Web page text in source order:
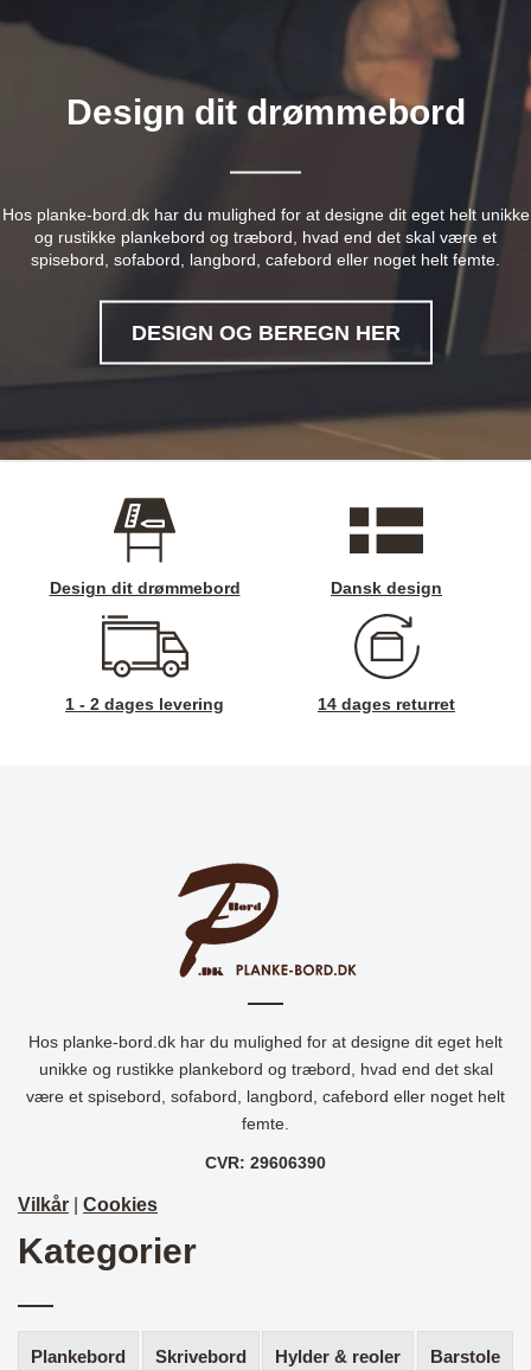
Design dit drømmebord
Hos planke-bord.dk har du mulighed for at designe dit eget helt unikke
og rustikke plankebord og træbord, hvad end det skal være et
spisebord, sofabord, langbord, cafebord eller noget helt femte.
DESIGN OG BEREGN HER
Design dit drømmebord Dansk design
1 - 2 dages levering 14 dages returret
Hos planke-bord.dk har du mulighed for at designe dit eget helt
unikke og rustikke plankebord og træbord, hvad end det skal
være et spisebord, sofabord, langbord, cafebord eller noget helt
femte.
CVR: 29606390
Vilkår Cookies
Kategorier
Plankebord Skrivebord Hylder & reoler Barstole